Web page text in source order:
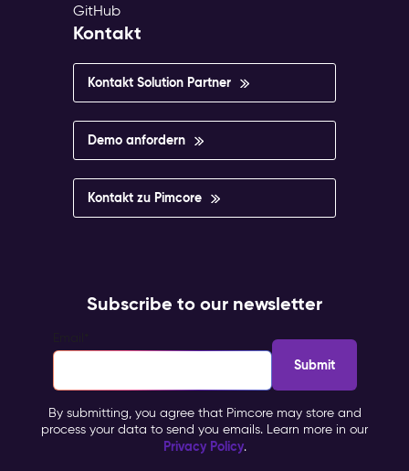
GitHub
Kontakt
Kontakt Solution Partner
Demo anfordern
Kontakt zu Pimcore
Subscribe to our newsletter
By submitting, you agree that Pimcore may store and
process your data to send you emails. Learn more in our
Privacy Policy.